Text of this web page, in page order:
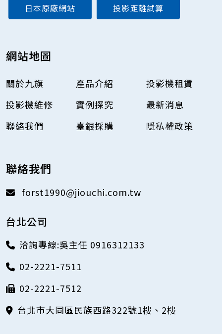
日本原廠網站 投影距離試算
網站地圖
關於九旗 產品介紹
投影機租賃
投影機維修
實例探究
最新消息
聯絡我們
臺銀採購 隱私權政策
聯絡我們
forst1990@jiouchi.com.tw
台北公司
洽詢專線:吳主任 0916312133
02-2221-7511
02-2221-7512
台北市大同區民族西路322號1樓、2樓